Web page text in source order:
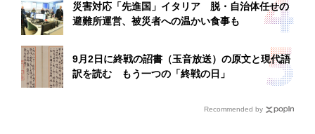
災害対応「先進国」イタリア 脱・自治体任せの
避難所運営、被災者への温かい食事も
9月2日に終戦の詔書（玉音放送）の原文と現代語
訳を読む もう一つの「終戦の日」
Recommended by